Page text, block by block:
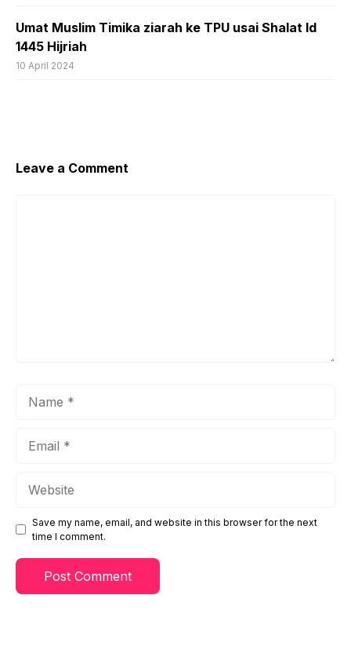
Umat Muslim Timika ziarah ke TPU usai Shalat Id
1445 Hijriah
10 April 2024
Leave a Comment
Save my name, email, and website in this browser for the next
time I comment.